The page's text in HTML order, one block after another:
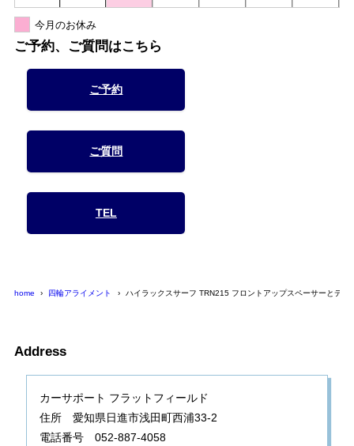
今月のお休み
ご予約、ご質問はこちら
ご予約
ご質問
TEL
home 四輪アライメント ハイラックスサーフ TRN215 フロントアップスペーサーとデフ
Address
カーサポート フラットフィールド
住所 愛知県日進市浅田町西浦33-2
電話番号 052-887-4058